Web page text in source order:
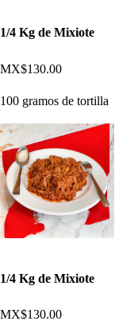
1/4 Kg de Mixiote
MX$130.00
100 gramos de tortilla
1/4 Kg de Mixiote
MX$130.00